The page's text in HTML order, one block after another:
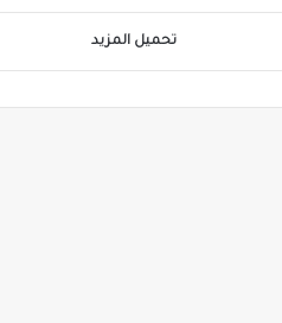
تحميل المزيد